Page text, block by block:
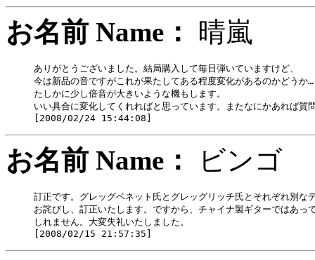
お名前 Name： 晴嵐
ありがとうございました。結局購入して毎日弾いていますけど、
今は新品の音ですがこれが果たしてある程度変化があるのかどうか…
たしかに少し倍音が大きいような機もします。
いい具合に変化してくれればと思っています。またなにかあれば質
お名前 Name： ビン
訂正です。グレッグベネット氏とグレッグリッチ氏とそれぞれ別な
お詫びし、訂正いたします。ですから、チャイナ製ギターではあっ
しれません。大変失礼いたしました。